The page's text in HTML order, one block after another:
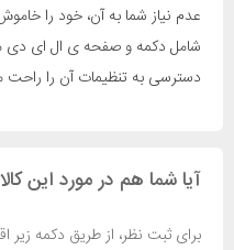
عدم نیاز شما به آن، خود را
شامل دکمه و صفحه ی ال ای دی
دسترسی به تنظیمات آن را راحت
آیا شما هم در مورد این
برای ثبت نظر، از طریق دکمه زیر